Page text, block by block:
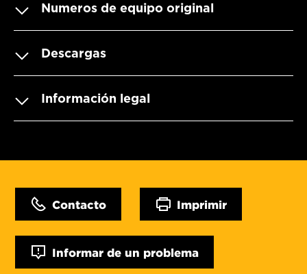
Numeros de equipo original
Descargas
Información legal
Contacto Imprimir
Informar de un problema